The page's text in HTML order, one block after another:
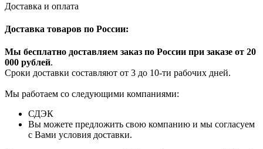
Доставка и оплата
Доставка товаров по России:
Мы бесплатно доставляем заказ по России при заказе от 20
000 рублей.
Сроки доставки составляют от 3 до 10-ти рабочих дней.
Мы работаем со следующими компаниями:
СДЭК
Вы можете предложить свою компанию и мы согласуем
с Вами условия доставки.